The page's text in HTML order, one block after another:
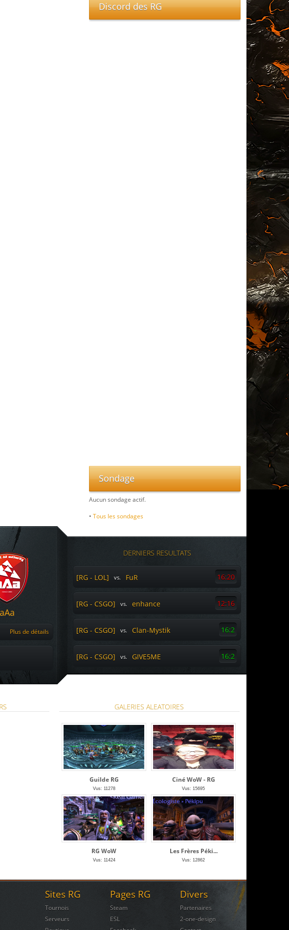
Discord des RG
Sondage
Aucun sondage actif.
• Tous les sondages
aAa
Plus de détails
DERNIERS RESULTATS
[RG - LOL] vs. FuR 16:20
[RG - CSGO] vs. enhance 12:16
[RG - CSGO] vs. Clan-Mystik 16:2
[RG - CSGO] vs. GIVE5ME 16:2
GALERIES ALEATOIRES
Guilde RG
Vus: 11278
Ciné WoW - RG
Vus: 15695
RG WoW
Vus: 11424
Les Frères Péki...
Vus: 12862
Sites RG
Tournois
Serveurs
Pages RG
Steam
ESL
Divers
Partenaires
2-one-design